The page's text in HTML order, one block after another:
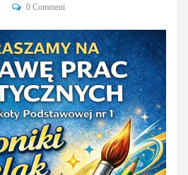
0 Comment